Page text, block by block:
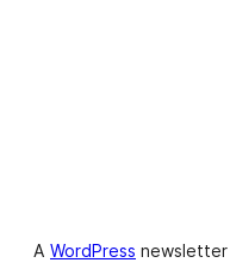
A WordPress newsletter